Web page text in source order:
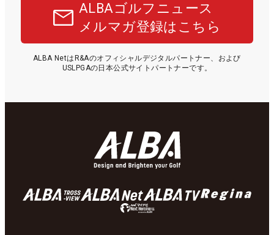
ALBAゴルフニュース
メルマガ登録はこちら
ALBA NetはR&Aのオフィシャルデジタルパートナー、および
USLPGAの日本公式サイトパートナーです。